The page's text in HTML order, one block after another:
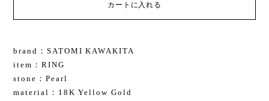
カートに入れる
brand：SATOMI KAWAKITA
item：RING
stone：Pearl
material：18K Yellow Gold